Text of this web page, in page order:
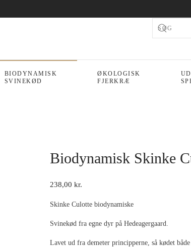
BIODYNAMISK
SVINEKØD
ØKOLOGISK
FJERKRÆ
Biodynamisk Skinke
238,00 kr.
Skinke Culotte biodynamiske
Svinekød fra egne dyr på Hedeagergaard.
Lavet ud fra demeter principperne, så kødet